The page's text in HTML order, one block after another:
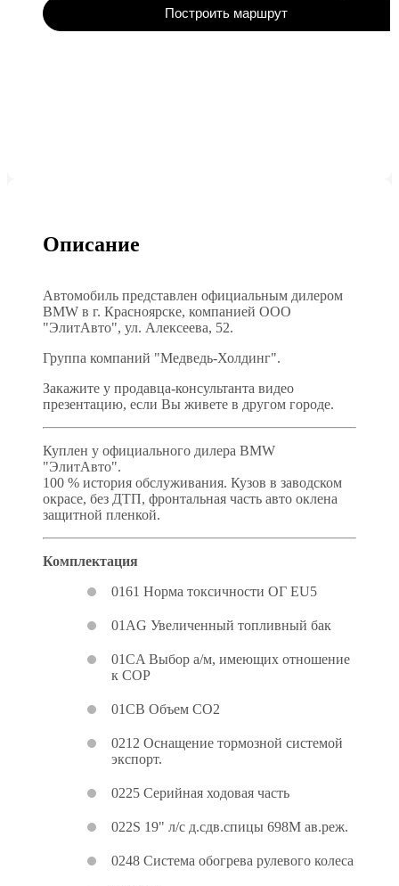
Построить маршрут
Описание
Автомобиль представлен официальным дилером
BMW в г. Красноярске, компанией ООО
"ЭлитАвто", ул. Алексеева, 52.
Группа компаний "Медведь-Холдинг".
Закажите у продавца-консультанта видео
презентацию, если Вы живете в другом городе.
Куплен у официального дилера BMW
"ЭлитАвто".
100 % история обслуживания. Кузов в заводском
окрасе, без ДТП, фронтальная часть авто оклена
защитной пленкой.
Комплектация
0161 Норма токсичности ОГ EU5
01AG Увеличенный топливный бак
01CA Выбор а/м, имеющих отношение
к COP
01CB Объем CO2
0212 Оснащение тормозной системой
экспорт.
0225 Серийная ходовая часть
022S 19" л/с д.сдв.спицы 698M ав.реж.
0248 Система обогрева рулевого колеса